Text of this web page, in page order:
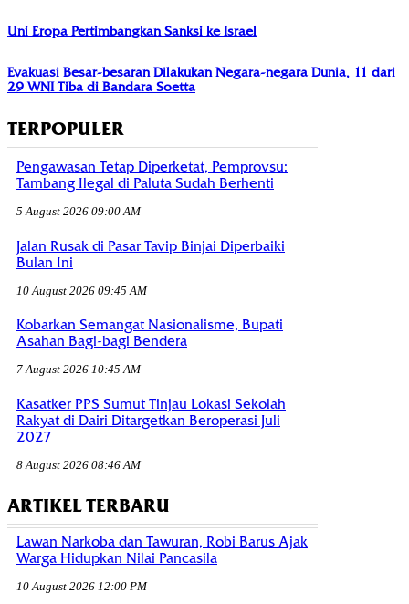
Uni Eropa Pertimbangkan Sanksi ke Israel
Evakuasi Besar-besaran Dilakukan Negara-negara Dunia, 11 dari
29 WNI Tiba di Bandara Soetta
TERPOPULER
Pengawasan Tetap Diperketat, Pemprovsu:
Tambang Ilegal di Paluta Sudah Berhenti
5 August 2026 09:00 AM
Jalan Rusak di Pasar Tavip Binjai Diperbaiki
Bulan Ini
10 August 2026 09:45 AM
Kobarkan Semangat Nasionalisme, Bupati
Asahan Bagi-bagi Bendera
7 August 2026 10:45 AM
Kasatker PPS Sumut Tinjau Lokasi Sekolah
Rakyat di Dairi Ditargetkan Beroperasi Juli
2027
8 August 2026 08:46 AM
ARTIKEL TERBARU
Lawan Narkoba dan Tawuran, Robi Barus Ajak
Warga Hidupkan Nilai Pancasila
10 August 2026 12:00 PM